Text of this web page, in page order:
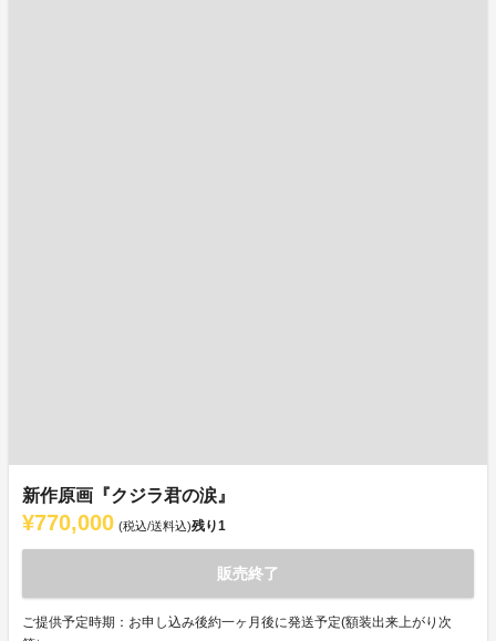
新作原画『クジラ君の涙』
¥770,000 (税込/送料込)残り1
販売終了
ご提供予定時期：お申し込み後約一ヶ月後に発送予定(額装出来上がり次